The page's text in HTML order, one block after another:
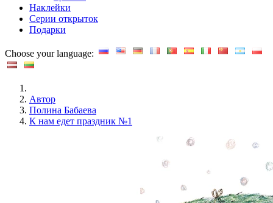
Наклейки
Серии открыток
Подарки
Choose your language:
Автор
Полина Бабаева
К нам едет праздник №1